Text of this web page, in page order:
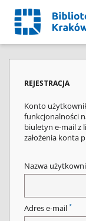
REJESTRACJA
Konto
funkcjonalności
biuletyn e-mail z
założenia konta
Nazwa
Adres e-mail *